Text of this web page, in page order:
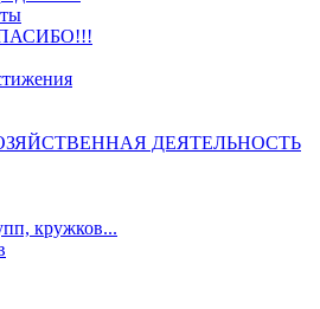
ДЕЯТЕЛЬНОСТЬ
кружков...